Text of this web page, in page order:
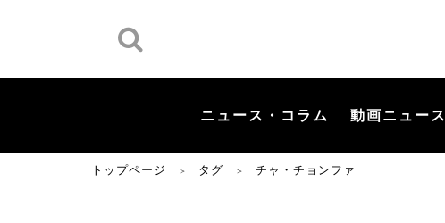
ニュース・コラム 動画ニュース
トップページ ＞ タグ ＞ チャ・チョンファ